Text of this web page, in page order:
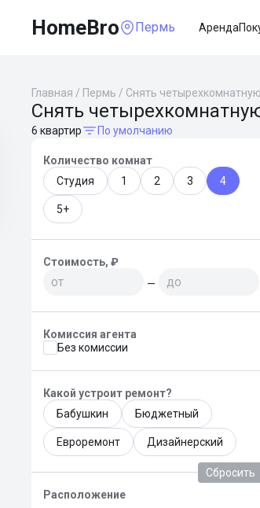
HomeBro Пермь Аренда
Главная / Пермь / Снять
Снять
6 квартир По умолчанию
Количество комнат
Студия
1 2 3 4
5+
Стоимость, ₽
—
Комиссия агента
Без комиссии
Какой устроит ремонт?
Бабушкин
Бюджетный
Евроремонт Дизайнерский
Сбросить
Расположение